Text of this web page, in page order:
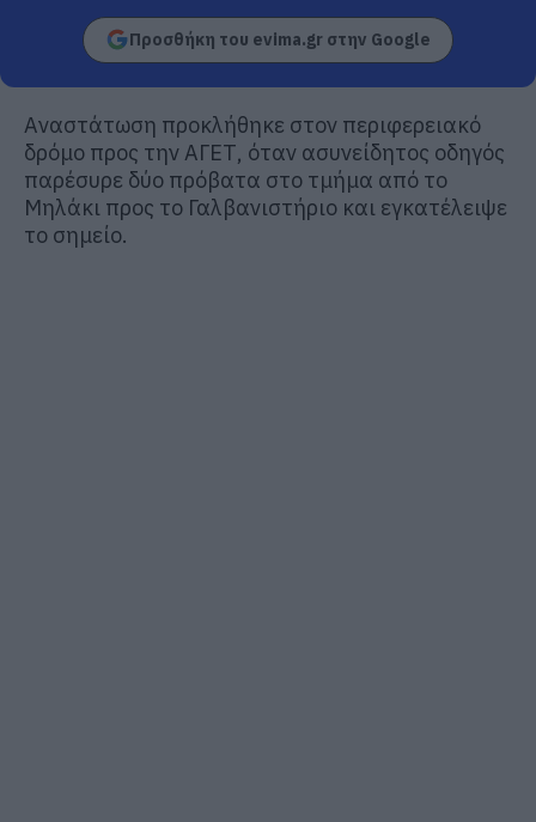
Προσθήκη του evima.gr στην Google
Αναστάτωση προκλήθηκε στον περιφερειακό
δρόμο προς την ΑΓΕΤ, όταν ασυνείδητος οδηγός
παρέσυρε δύο πρόβατα στο τμήμα από το
Μηλάκι προς το Γαλβανιστήριο και εγκατέλειψε
το σημείο.